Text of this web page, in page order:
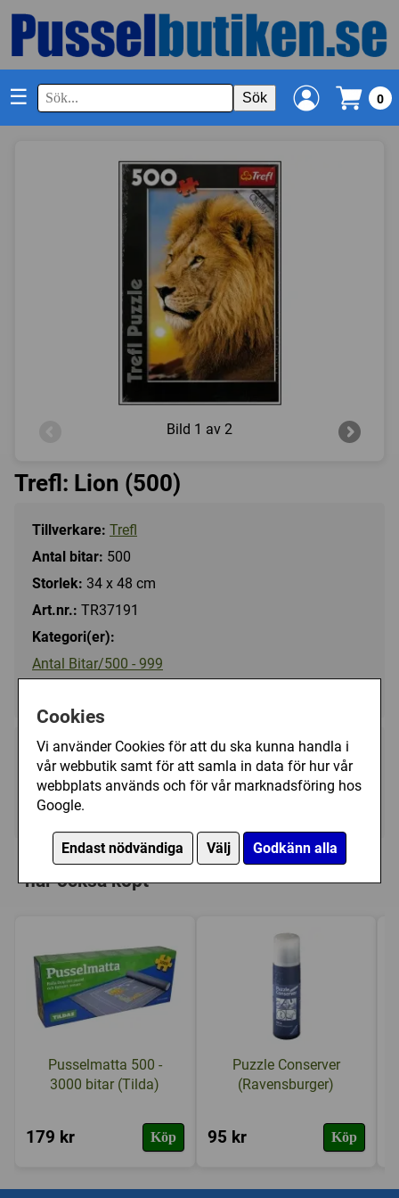
Cookies
Vi använder Cookies för att du ska kunna handla i
vår webbutik samt för att samla in data för hur vår
webbplats används och för vår marknadsföring hos
Google.
Endast nödvändiga Välj Godkänn alla
☰ Sök 0
Bild 1 av 2
Trefl: Lion (500)
Tillverkare: Trefl
Antal bitar: 500
Storlek: 34 x 48 cm
Art.nr.: TR37191
Kategori(er):
Antal Bitar/500 - 999
99 kr Utgått
Ej tillgänglig
Personer som har köpt Trefl: Lion (500)
har också köpt
Pusselmatta 500 -
3000 bitar (Tilda)
179 kr Köp
Puzzle Conserver
(Ravensburger)
95 kr Köp